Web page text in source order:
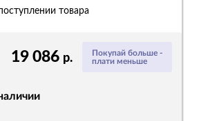
Покупай больше -
плати меньше
19 086 р.
товара